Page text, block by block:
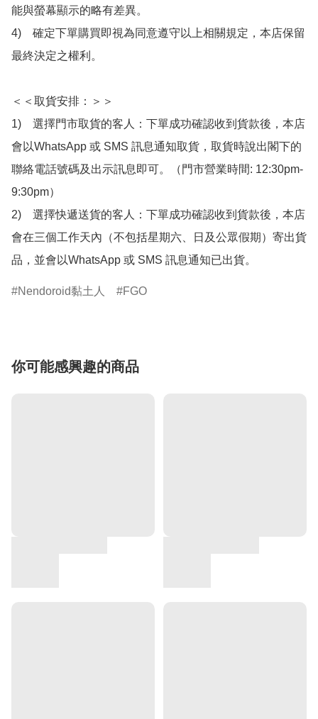
能與螢幕顯示的略有差異。
4)　確定下單購買即視為同意遵守以上相關規定，本店保留
最終決定之權利。
＜＜取貨安排：＞＞
1)　選擇門市取貨的客人：下單成功確認收到貨款後，本店
會以WhatsApp 或 SMS 訊息通知取貨，取貨時說出閣下的
聯絡電話號碼及出示訊息即可。（門市營業時間: 12:30pm-
9:30pm）
2)　選擇快遞送貨的客人：下單成功確認收到貨款後，本店
會在三個工作天內（不包括星期六、日及公眾假期）寄出貨
品，並會以WhatsApp 或 SMS 訊息通知已出貨。
Nendoroid黏土人 FGO
你可能感興趣的商品